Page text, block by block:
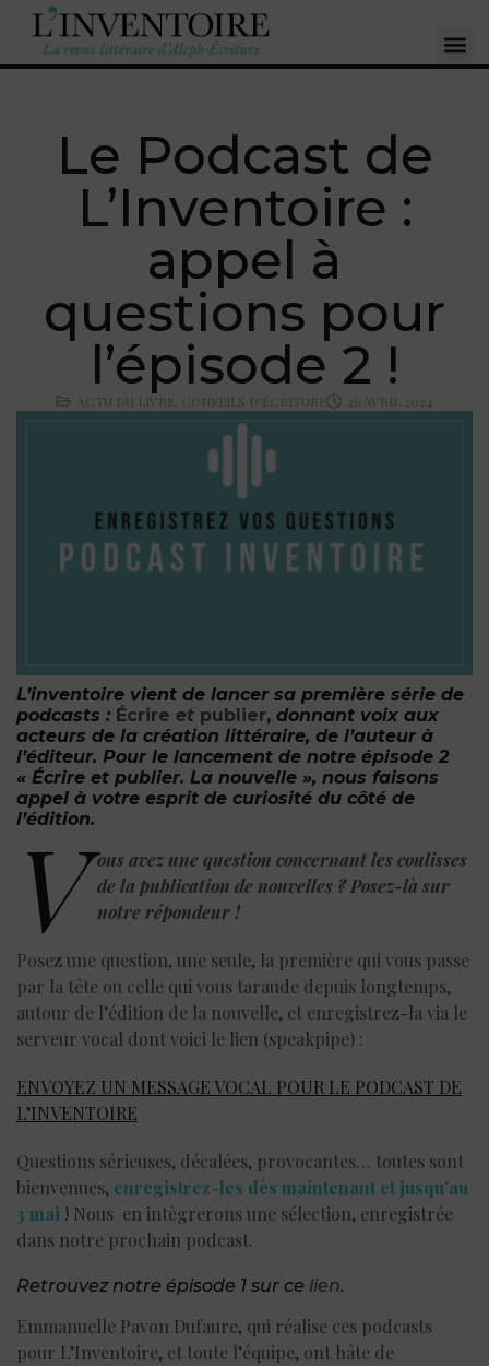
Le Podcast de
L’Inventoire :
appel à
questions pour
l’épisode 2 !
ACTU DU LIVRE CONSEILS D'ÉCRITURE 26 AVRIL 2024
L’inventoire vient de lancer sa première série de
podcasts : Écrire et publier, donnant voix aux
acteurs de la création littéraire, de l’auteur à
l’éditeur. Pour le lancement de notre épisode 2
« Écrire et publier. La nouvelle », nous faisons
appel à votre esprit de curiosité du côté de
l’édition.
V ous avez une question concernant les coulisses
de la publication de nouvelles ? Posez-là sur
notre répondeur !
Posez une question, une seule, la première qui vous passe
par la tête ou celle qui vous taraude depuis longtemps,
autour de l’édition de la nouvelle, et enregistrez-la via le
serveur vocal dont voici le lien (speakpipe) :
ENVOYEZ UN MESSAGE VOCAL POUR LE PODCAST DE
L’INVENTOIRE
Questions sérieuses, décalées, provocantes… toutes sont
bienvenues, enregistrez-les dès maintenant et jusqu’au
3 mai ! Nous en intègrerons une sélection, enregistrée
dans notre prochain podcast.
Retrouvez notre épisode 1 sur ce lien.
Emmanuelle Pavon Dufaure, qui réalise ces podcasts
pour L’Inventoire, et toute l’équipe, ont hâte de